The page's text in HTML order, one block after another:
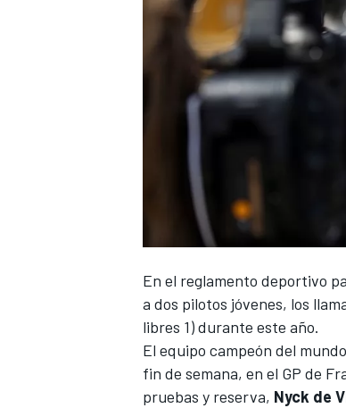
En el reglamento deportivo
a dos pilotos jóvenes, los
libres 1) durante este año.
El equipo campeón del
fin de semana, en el GP de
pruebas y reserva, Nyck de